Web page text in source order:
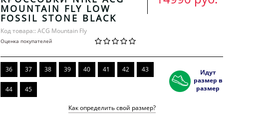
MOUNTAIN FLY LOW
FOSSIL STONE BLACK
Код товара:: ACG Mountain Fly
Оценка покупателей
36 37 38 39 40 41 42 43
44 45
Идут
размер в
размер
Как определить свой размер?